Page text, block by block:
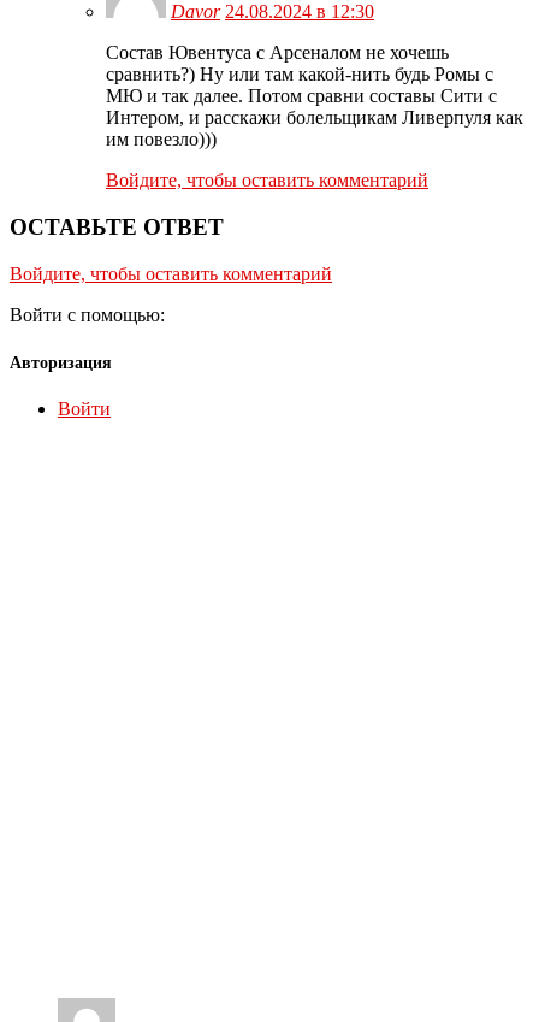
Davor 24.08.2024 в 12:30
Состав Ювентуса с Арсеналом не хочешь
сравнить?) Ну или там какой-нить будь Ромы с
МЮ и так далее. Потом сравни составы Сити с
Интером, и расскажи болельщикам Ливерпуля как
им повезло)))
Войдите, чтобы оставить комментарий
ОСТАВЬТЕ ОТВЕТ
Войдите, чтобы оставить комментарий
Войти с помощью:
Авторизация
Войти